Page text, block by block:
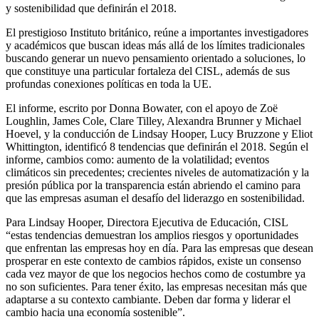
y sostenibilidad que definirán el 2018.
El prestigioso Instituto británico, reúne a importantes investigadores
y académicos que buscan ideas más allá de los límites tradicionales
buscando generar un nuevo pensamiento orientado a soluciones, lo
que constituye una particular fortaleza del CISL, además de sus
profundas conexiones políticas en toda la UE.
El informe, escrito por Donna Bowater, con el apoyo de Zoë
Loughlin, James Cole, Clare Tilley, Alexandra Brunner y Michael
Hoevel, y la conducción de Lindsay Hooper, Lucy Bruzzone y Eliot
Whittington, identificó 8 tendencias que definirán el 2018. Según el
informe, cambios como: aumento de la volatilidad; eventos
climáticos sin precedentes; crecientes niveles de automatización y la
presión pública por la transparencia están abriendo el camino para
que las empresas asuman el desafío del liderazgo en sostenibilidad.
Para Lindsay Hooper, Directora Ejecutiva de Educación, CISL
“estas tendencias demuestran los amplios riesgos y oportunidades
que enfrentan las empresas hoy en día. Para las empresas que desean
prosperar en este contexto de cambios rápidos, existe un consenso
cada vez mayor de que los negocios hechos como de costumbre ya
no son suficientes. Para tener éxito, las empresas necesitan más que
adaptarse a su contexto cambiante. Deben dar forma y liderar el
cambio hacia una economía sostenible”.